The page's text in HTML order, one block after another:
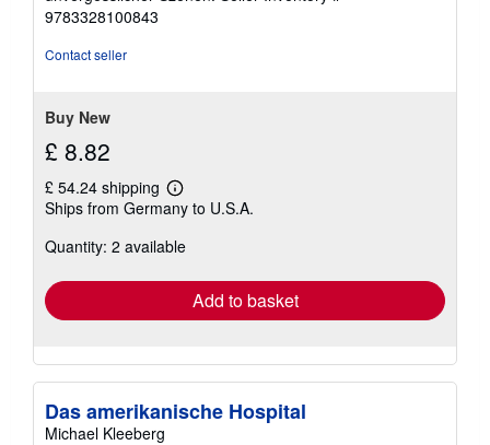
9783328100843
Contact seller
Buy New
£ 8.82
£ 54.24 shipping
Learn
more
shipping
Ships from Germany to U.S.A.
Quantity: 2 available
Add to basket
Das amerikanische Hospital
Michael Kleeberg